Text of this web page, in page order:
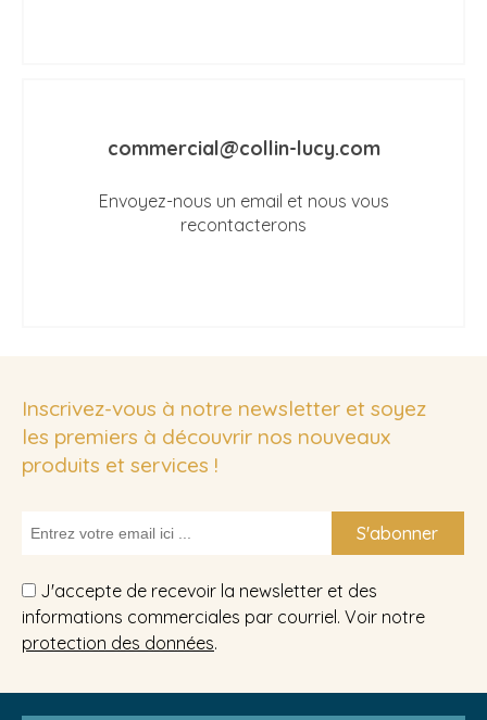
commercial@collin-lucy.com
Envoyez-nous un email et nous vous
recontacterons
Inscrivez-vous à notre newsletter et soyez
les premiers à découvrir nos nouveaux
produits et services !
S'abonner
J'accepte de recevoir la newsletter et des
informations commerciales par courriel. Voir notre
protection des données.